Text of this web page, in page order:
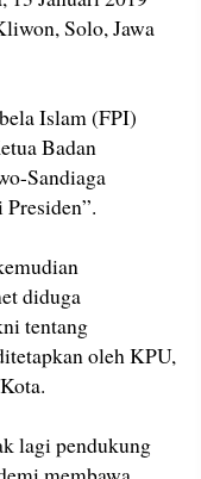
Solo, Jawa
Islam (FPI)
Badan
Sandiaga
diduga
tentang
oleh KPU,
lagi pendukung